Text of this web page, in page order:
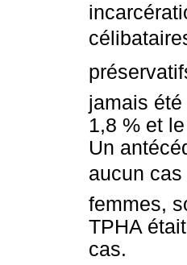
jamais
1,8 % et
Un
aucun cas
femmes,
TPHA
cas.